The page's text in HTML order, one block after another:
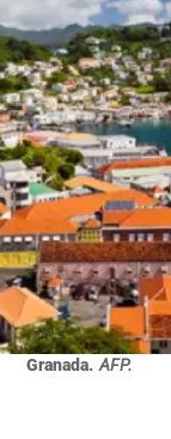
Granada. AFP.